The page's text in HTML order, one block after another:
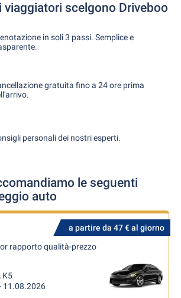
viaggiatori scelgono Driveboo
in soli 3 passi. Semplice e
gratuita fino a 24 ore prima
personali dei nostri esperti.
le seguenti
auto
a partire da 47 € al giorno
rapporto qualità-prezzo
K5
11.08.2026